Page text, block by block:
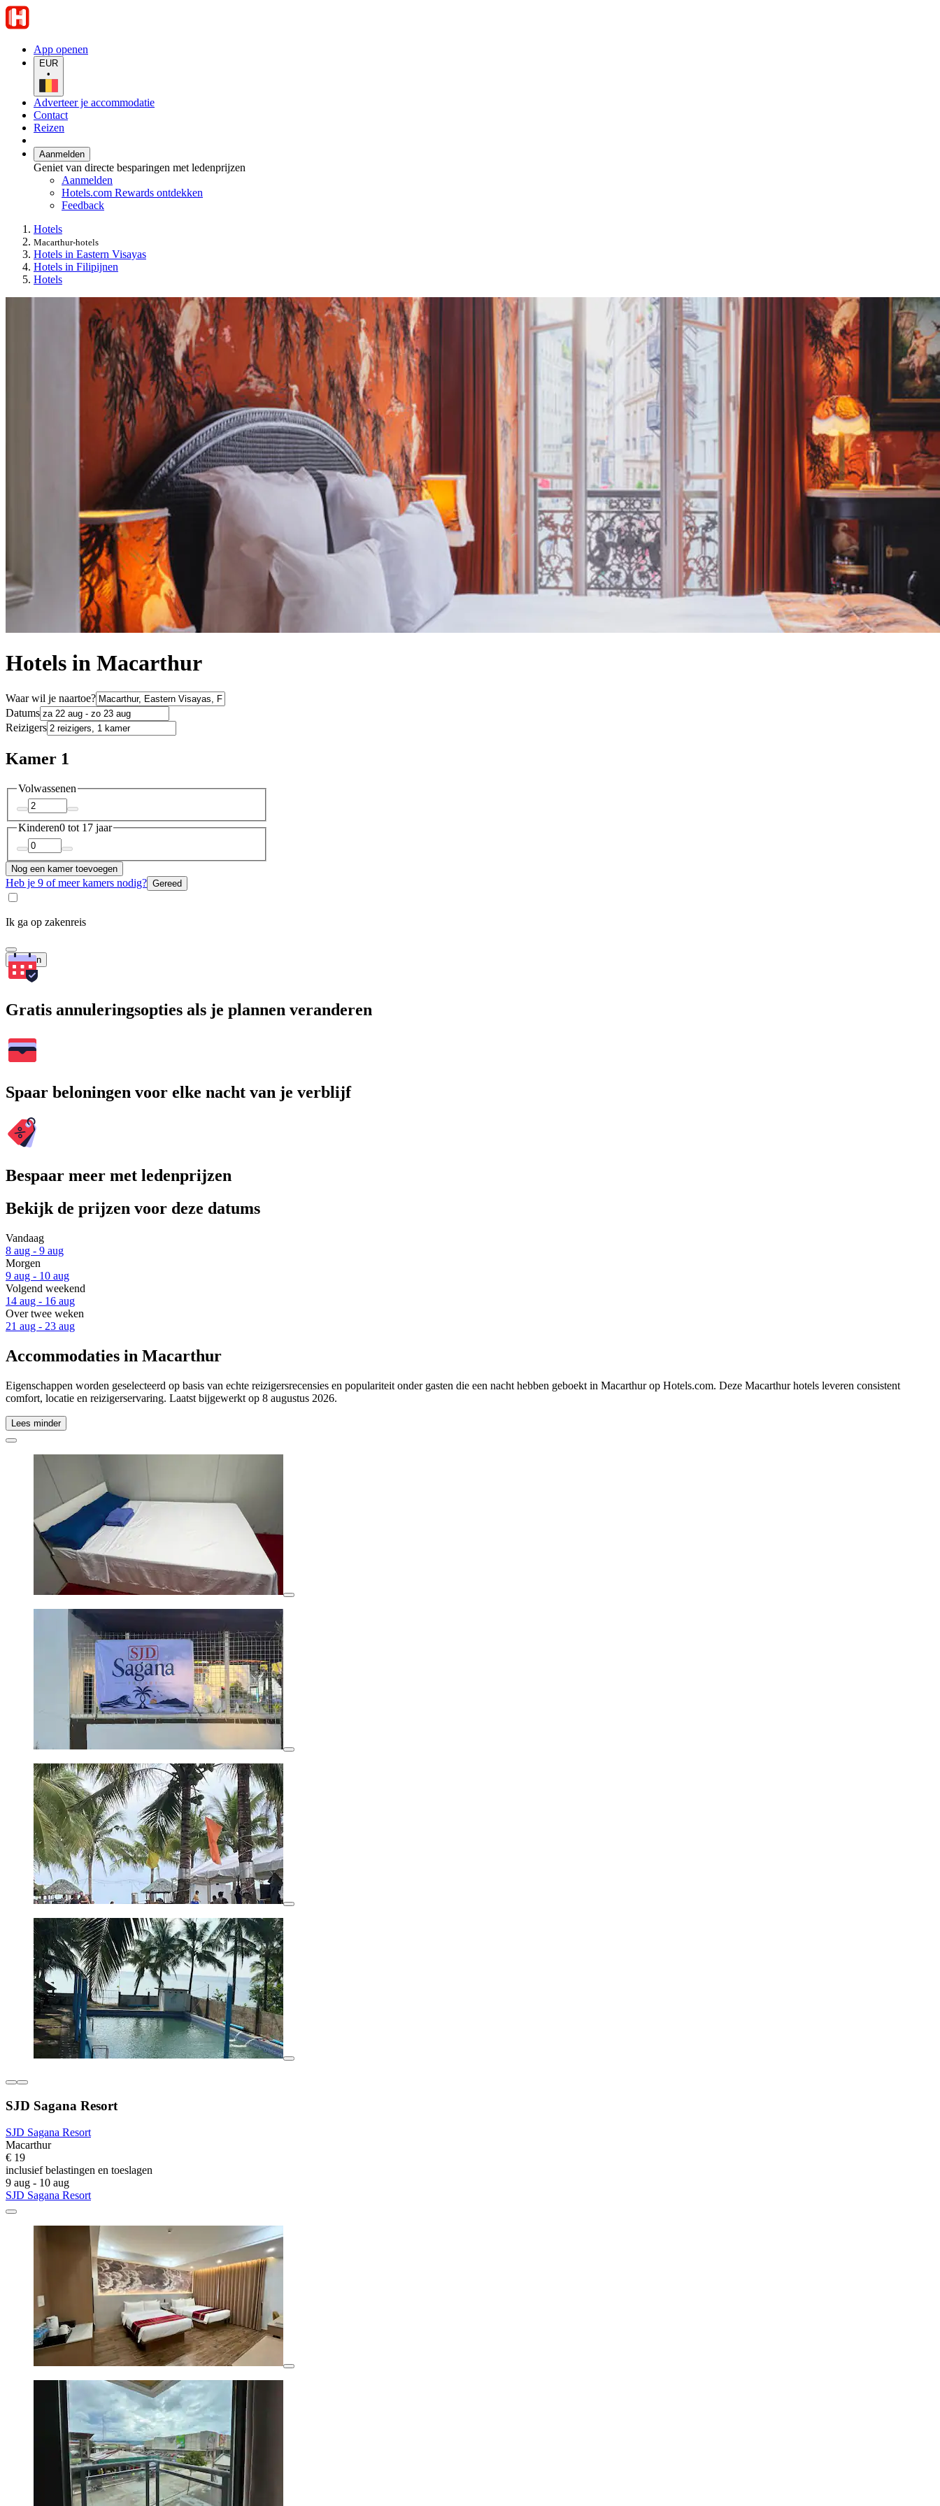
App openen
EUR
•
Adverteer je accommodatie
Contact
Reizen
Aanmelden
Geniet van directe besparingen met ledenprijzen
Aanmelden
Hotels.com Rewards ontdekken
Feedback
Hotels
Macarthur-hotels
Hotels in Eastern Visayas
Hotels in Filipijnen
Hotels
Hotels in Macarthur
Waar wil je naartoe?
Datums
Reizigers
Kamer 1
Volwassenen
Kinderen0 tot 17 jaar
Nog een kamer toevoegen
Heb je 9 of meer kamers nodig? Gereed
Ik ga op zakenreis
Zoeken
Gratis annuleringsopties als je plannen veranderen
Spaar beloningen voor elke nacht van je verblijf
Bespaar meer met ledenprijzen
Bekijk de prijzen voor deze datums
Vandaag
8 aug - 9 aug
Morgen
9 aug - 10 aug
Volgend weekend
14 aug - 16 aug
Over twee weken
21 aug - 23 aug
Accommodaties in Macarthur
Eigenschappen worden geselecteerd op basis van echte reizigersrecensies en populariteit onder gasten die een nacht hebben geboekt in Macarthur op Hotels.com. Deze Macarthur hotels leveren consistent
comfort, locatie en reizigerservaring. Laatst bijgewerkt op 8 augustus 2026.
Lees minder
SJD Sagana Resort
SJD Sagana Resort
Macarthur
€ 19
inclusief belastingen en toeslagen
9 aug - 10 aug
SJD Sagana Resort